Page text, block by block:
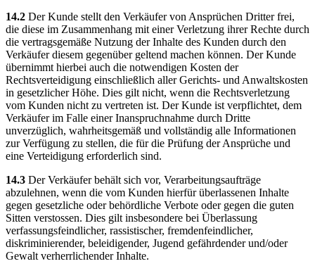
14.2 Der Kunde stellt den Verkäufer von Ansprüchen Dritter frei,
die diese im Zusammenhang mit einer Verletzung ihrer Rechte durch
die vertragsgemäße Nutzung der Inhalte des Kunden durch den
Verkäufer diesem gegenüber geltend machen können. Der Kunde
übernimmt hierbei auch die notwendigen Kosten der
Rechtsverteidigung einschließlich aller Gerichts- und Anwaltskosten
in gesetzlicher Höhe. Dies gilt nicht, wenn die Rechtsverletzung
vom Kunden nicht zu vertreten ist. Der Kunde ist verpflichtet, dem
Verkäufer im Falle einer Inanspruchnahme durch Dritte
unverzüglich, wahrheitsgemäß und vollständig alle Informationen
zur Verfügung zu stellen, die für die Prüfung der Ansprüche und
eine Verteidigung erforderlich sind.
14.3 Der Verkäufer behält sich vor, Verarbeitungsaufträge
abzulehnen, wenn die vom Kunden hierfür überlassenen Inhalte
gegen gesetzliche oder behördliche Verbote oder gegen die guten
Sitten verstossen. Dies gilt insbesondere bei Überlassung
verfassungsfeindlicher, rassistischer, fremdenfeindlicher,
diskriminierender, beleidigender, Jugend gefährdender und/oder
Gewalt verherrlichender Inhalte.